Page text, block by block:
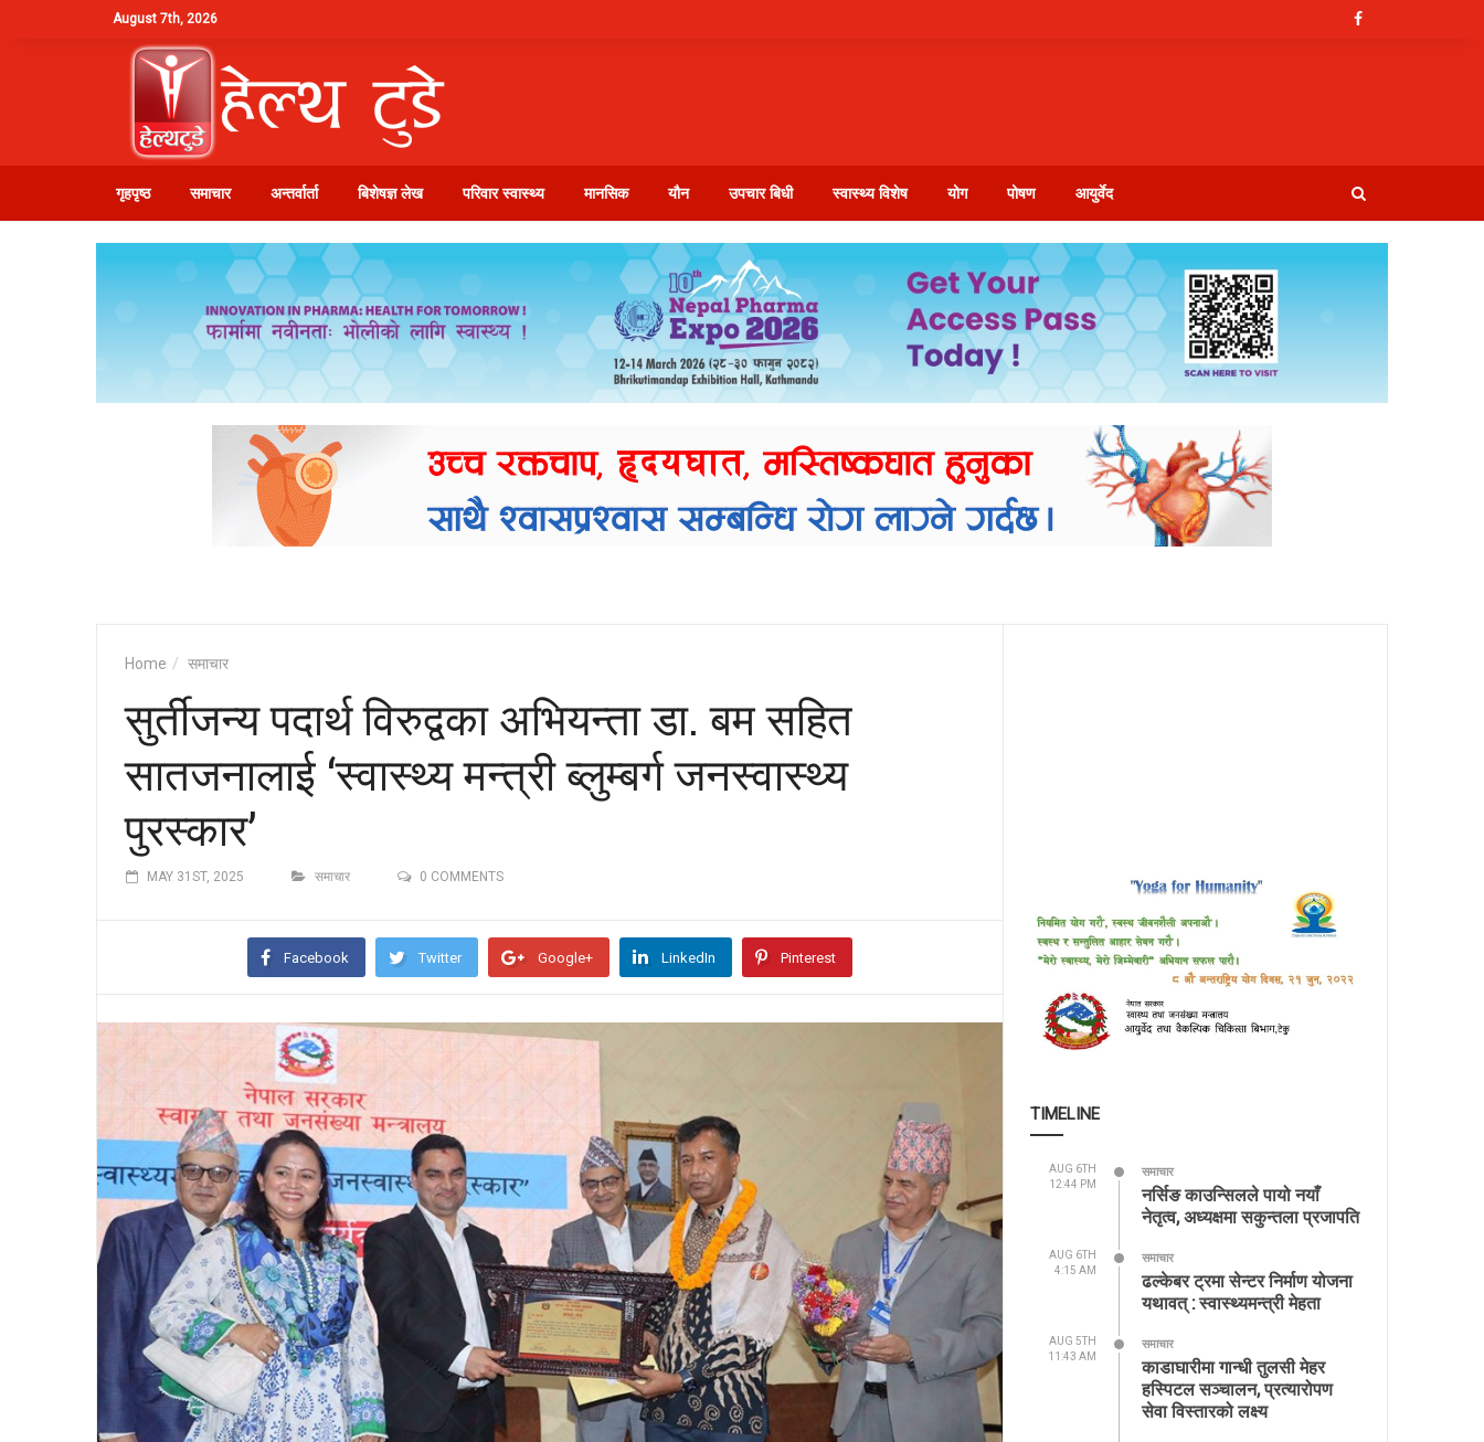
August 7th, 2026
गृहपृष्ठ समाचार अन्तर्वार्ता बिशेषज्ञ लेख परिवार स्वास्थ्य मानसिक यौन उपचार बिधी स्वास्थ्य विशेष योग पोषण आयुर्वेद
Home समाचार
सुर्तीजन्य पदार्थ विरुद्वका अभियन्ता डा. बम सहित
सातजनालाई ‘स्वास्थ्य मन्त्री ब्लुम्बर्ग जनस्वास्थ्य
पुरस्कार’
MAY 31ST, 2025 समाचार 0 COMMENTS
Facebook Twitter Google+ LinkedIn Pinterest
TIMELINE
AUG 6TH
12:44 PM
समाचार
नर्सिङ काउन्सिलले पायो नयाँ
नेतृत्व, अध्यक्षमा सकुन्तला प्रजापति
AUG 6TH
4:15 AM
समाचार
ढल्केबर ट्रमा सेन्टर निर्माण योजना
यथावत् : स्वास्थ्यमन्त्री मेहता
AUG 5TH
11:43 AM
समाचार
काडाघारीमा गान्धी तुलसी मेहर
हस्पिटल सञ्चालन, प्रत्यारोपण
सेवा विस्तारको लक्ष्य